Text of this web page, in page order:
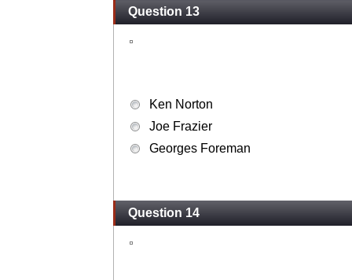
Question 13
Ken Norton
Joe Frazier
Georges Foreman
Question 14